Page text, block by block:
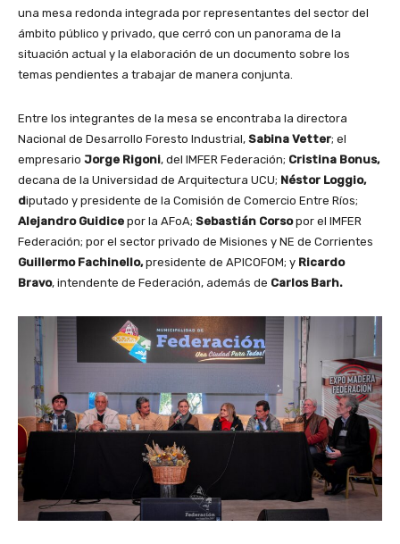
una mesa redonda integrada por representantes del sector del
ámbito público y privado, que cerró con un panorama de la
situación actual y la elaboración de un documento sobre los
temas pendientes a trabajar de manera conjunta.
Entre los integrantes de la mesa se encontraba la directora
Nacional de Desarrollo Foresto Industrial, Sabina Vetter; el
empresario Jorge Rigoni, del IMFER Federación; Cristina Bonus,
decana de la Universidad de Arquitectura UCU; Néstor Loggio,
diputado y presidente de la Comisión de Comercio Entre Ríos;
Alejandro Guidice por la AFoA; Sebastián Corsopor el IMFER
Federación; por el sector privado de Misiones y NE de Corrientes
Guillermo Fachinello,presidente de APICOFOM; y Ricardo
Bravo, intendente de Federación, además de Carlos Barh.